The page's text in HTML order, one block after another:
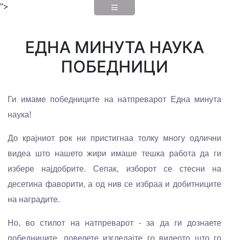
">
ЕДНА МИНУТА НАУКА
ПОБЕДНИЦИ
Ги имаме победниците на натпреварот Една минута
наука!
До крајниот рок ни пристигнаа толку многу одлични
видеа што нашето жири имаше тешка работа да ги
избере најдобрите. Сепак, изборот се стесни на
десетина фаворити, а од нив се избраа и добитниците
на наградите.
Но, во стилот на натпреварот - за да ги дознаете
победниците, повелете изгледајте го видеото што го